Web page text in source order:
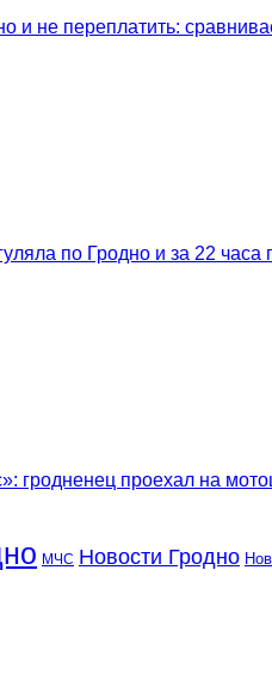
и не переплатить:
по Гродно и за 22
гродненец проехал на
МЧС Новости Гродно